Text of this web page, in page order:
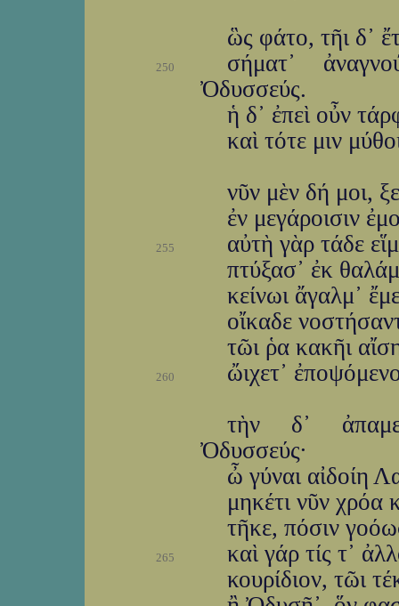
ὣς φάτο, τῆι δ᾽
250
σήματ᾽
Ὀδυσσεύς.
ἡ δ᾽ ἐπεὶ οὖν
καὶ τότε μιν
νῦν μὲν δή μοι,
ἐν μεγάροισιν
255
αὐτὴ γὰρ τάδε
πτύξασ᾽ ἐκ
κείνωι ἄγαλμ᾽
οἴκαδε
τῶι ῥα κακῆι
260
ὤιχετ᾽
τὴν δ᾽
Ὀδυσσεύς·
ὦ γύναι αἰδοίη
μηκέτι νῦν χρόα
τῆκε, πόσιν
265
καὶ γάρ τίς τ᾽
κουρίδιον, τῶι